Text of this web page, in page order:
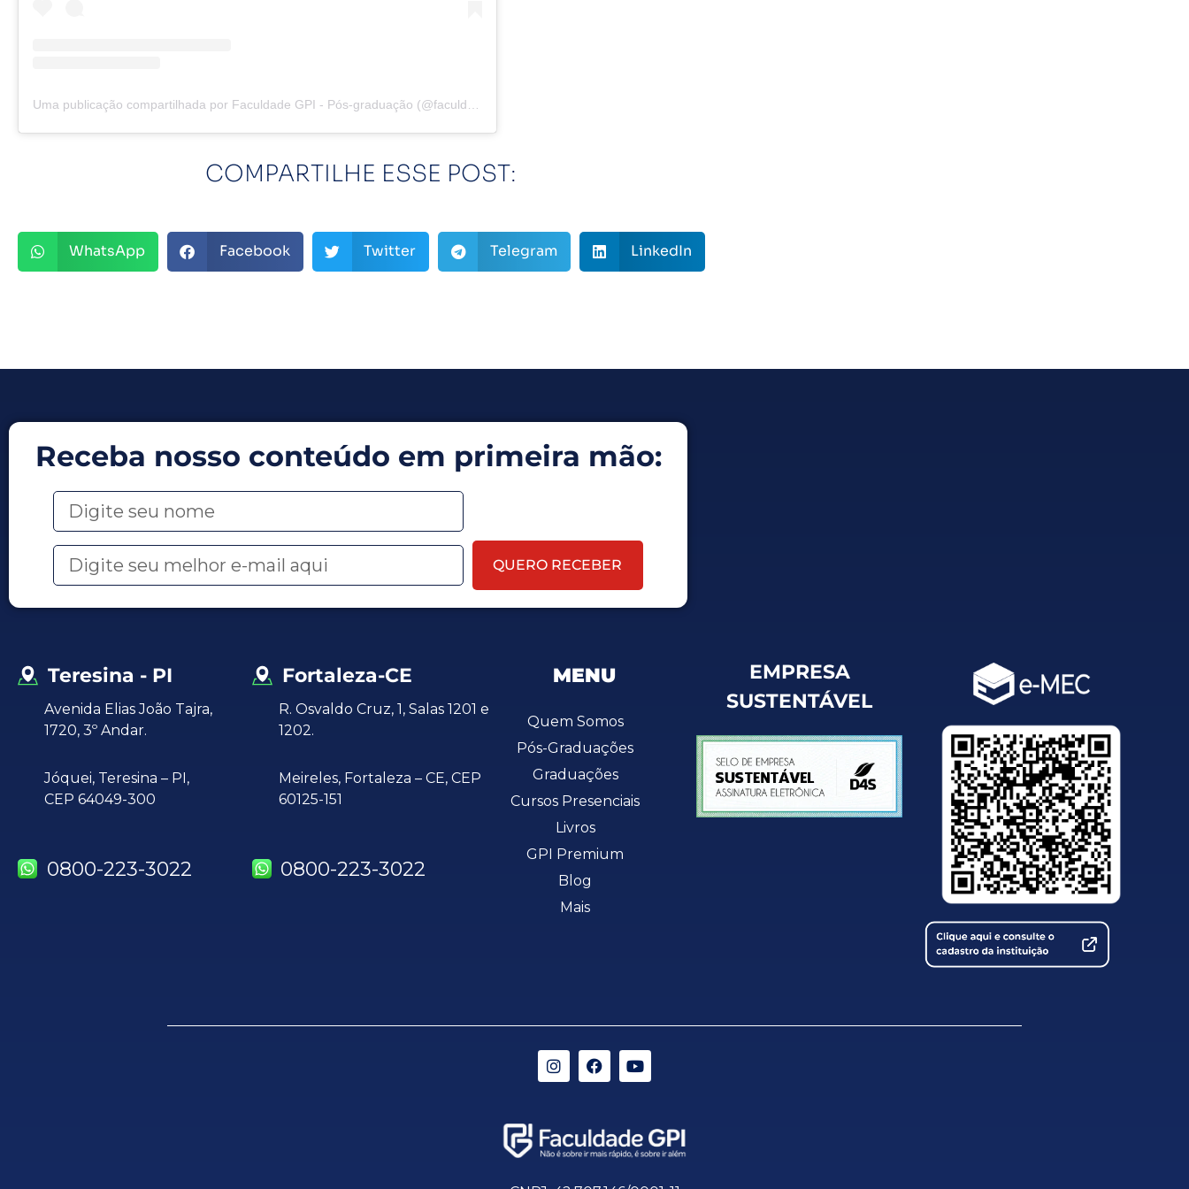
COMPARTILHE ESSE POST:
WhatsApp Facebook Twitter Telegram LinkedIn
Receba nosso conteúdo em primeira mão:
QUERO RECEBER
Teresina - PI
Avenida Elias João Tajra,
1720, 3º Andar.
Jóquei, Teresina – PI,
CEP 64049-300
0800-223-3022
Fortaleza-CE
R. Osvaldo Cruz, 1, Salas 1201 e
1202.
Meireles, Fortaleza – CE, CEP
60125-151
0800-223-3022
MENU
Quem Somos
Pós-Graduações
Graduações
Cursos Presenciais
Livros
GPI Premium
Blog
Mais
EMPRESA
SUSTENTÁVEL